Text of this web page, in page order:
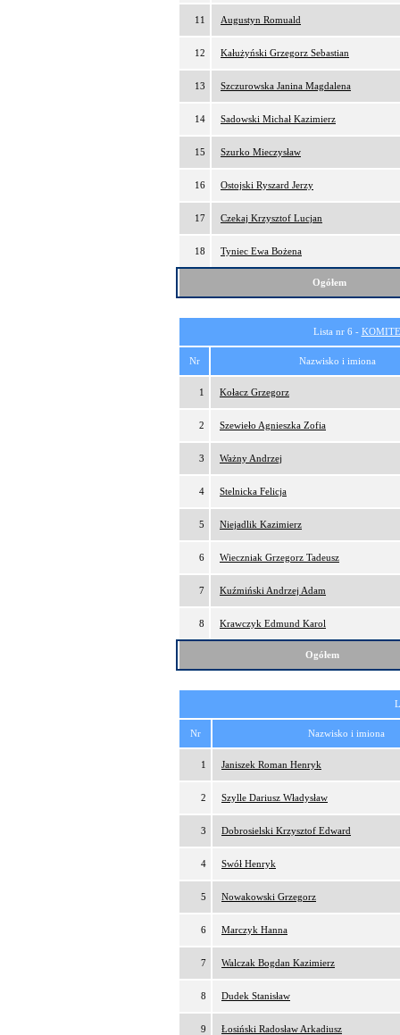
11 Augustyn Romuald
12 Kałużyński Grzegorz Sebastian
13 Szczurowska Janina Magdalena
14 Sadowski Michał Kazimierz
15 Szurko Mieczysław
16 Ostojski Ryszard Jerzy
17 Czekaj Krzysztof Lucjan
18 Tyniec Ewa Bożena
Ogółem
Lista nr 6 -
Nr Nazwisko i imiona
1 Kołacz Grzegorz
2 Szewieło Agnieszka Zofia
3 Ważny Andrzej
4 Stelnicka Felicja
5 Niejadlik Kazimierz
6 Wieczniak Grzegorz Tadeusz
7 Kuźmiński Andrzej Adam
8 Krawczyk Edmund Karol
Ogółem
Nr Nazwisko i imiona
1 Janiszek Roman Henryk
2 Szylle Dariusz Władysław
3 Dobrosielski Krzysztof Edward
4 Swół Henryk
5 Nowakowski Grzegorz
6 Marczyk Hanna
7 Walczak Bogdan Kazimierz
8 Dudek Stanisław
9 Łosiński Radosław Arkadiusz